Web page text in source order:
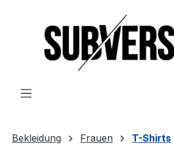
Bekleidung Frauen T-Shirts